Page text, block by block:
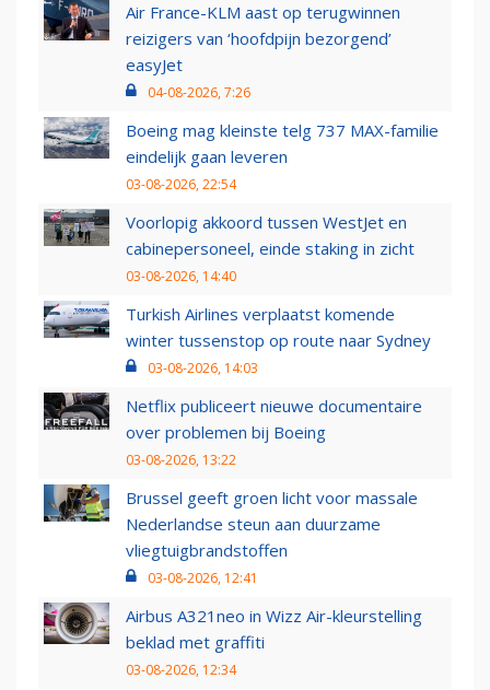
Air France-KLM aast op terugwinnen
reizigers van ‘hoofdpijn bezorgend’
easyJet
04-08-2026, 7:26
Boeing mag kleinste telg 737 MAX-familie
eindelijk gaan leveren
03-08-2026, 22:54
Voorlopig akkoord tussen WestJet en
cabinepersoneel, einde staking in zicht
03-08-2026, 14:40
Turkish Airlines verplaatst komende
winter tussenstop op route naar Sydney
03-08-2026, 14:03
Netflix publiceert nieuwe documentaire
over problemen bij Boeing
03-08-2026, 13:22
Brussel geeft groen licht voor massale
Nederlandse steun aan duurzame
vliegtuigbrandstoffen
03-08-2026, 12:41
Airbus A321neo in Wizz Air-kleurstelling
beklad met graffiti
03-08-2026, 12:34